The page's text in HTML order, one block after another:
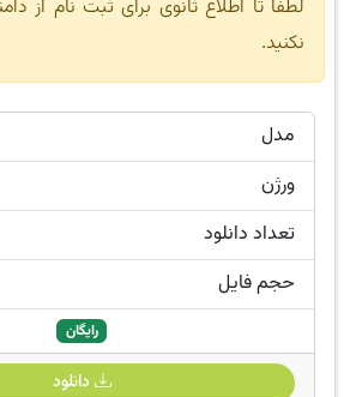
نکنید.
مدل
ورژن
تعداد دانلود
حجم فایل
رایگان
دانلود